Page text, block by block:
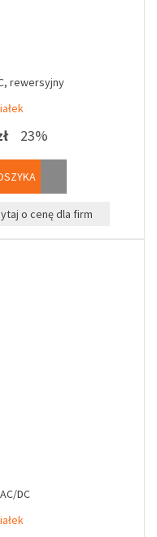
rewersyjny
23%
o cenę dla firm
DC